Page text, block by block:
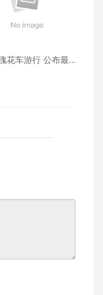
花车游行 公布最后